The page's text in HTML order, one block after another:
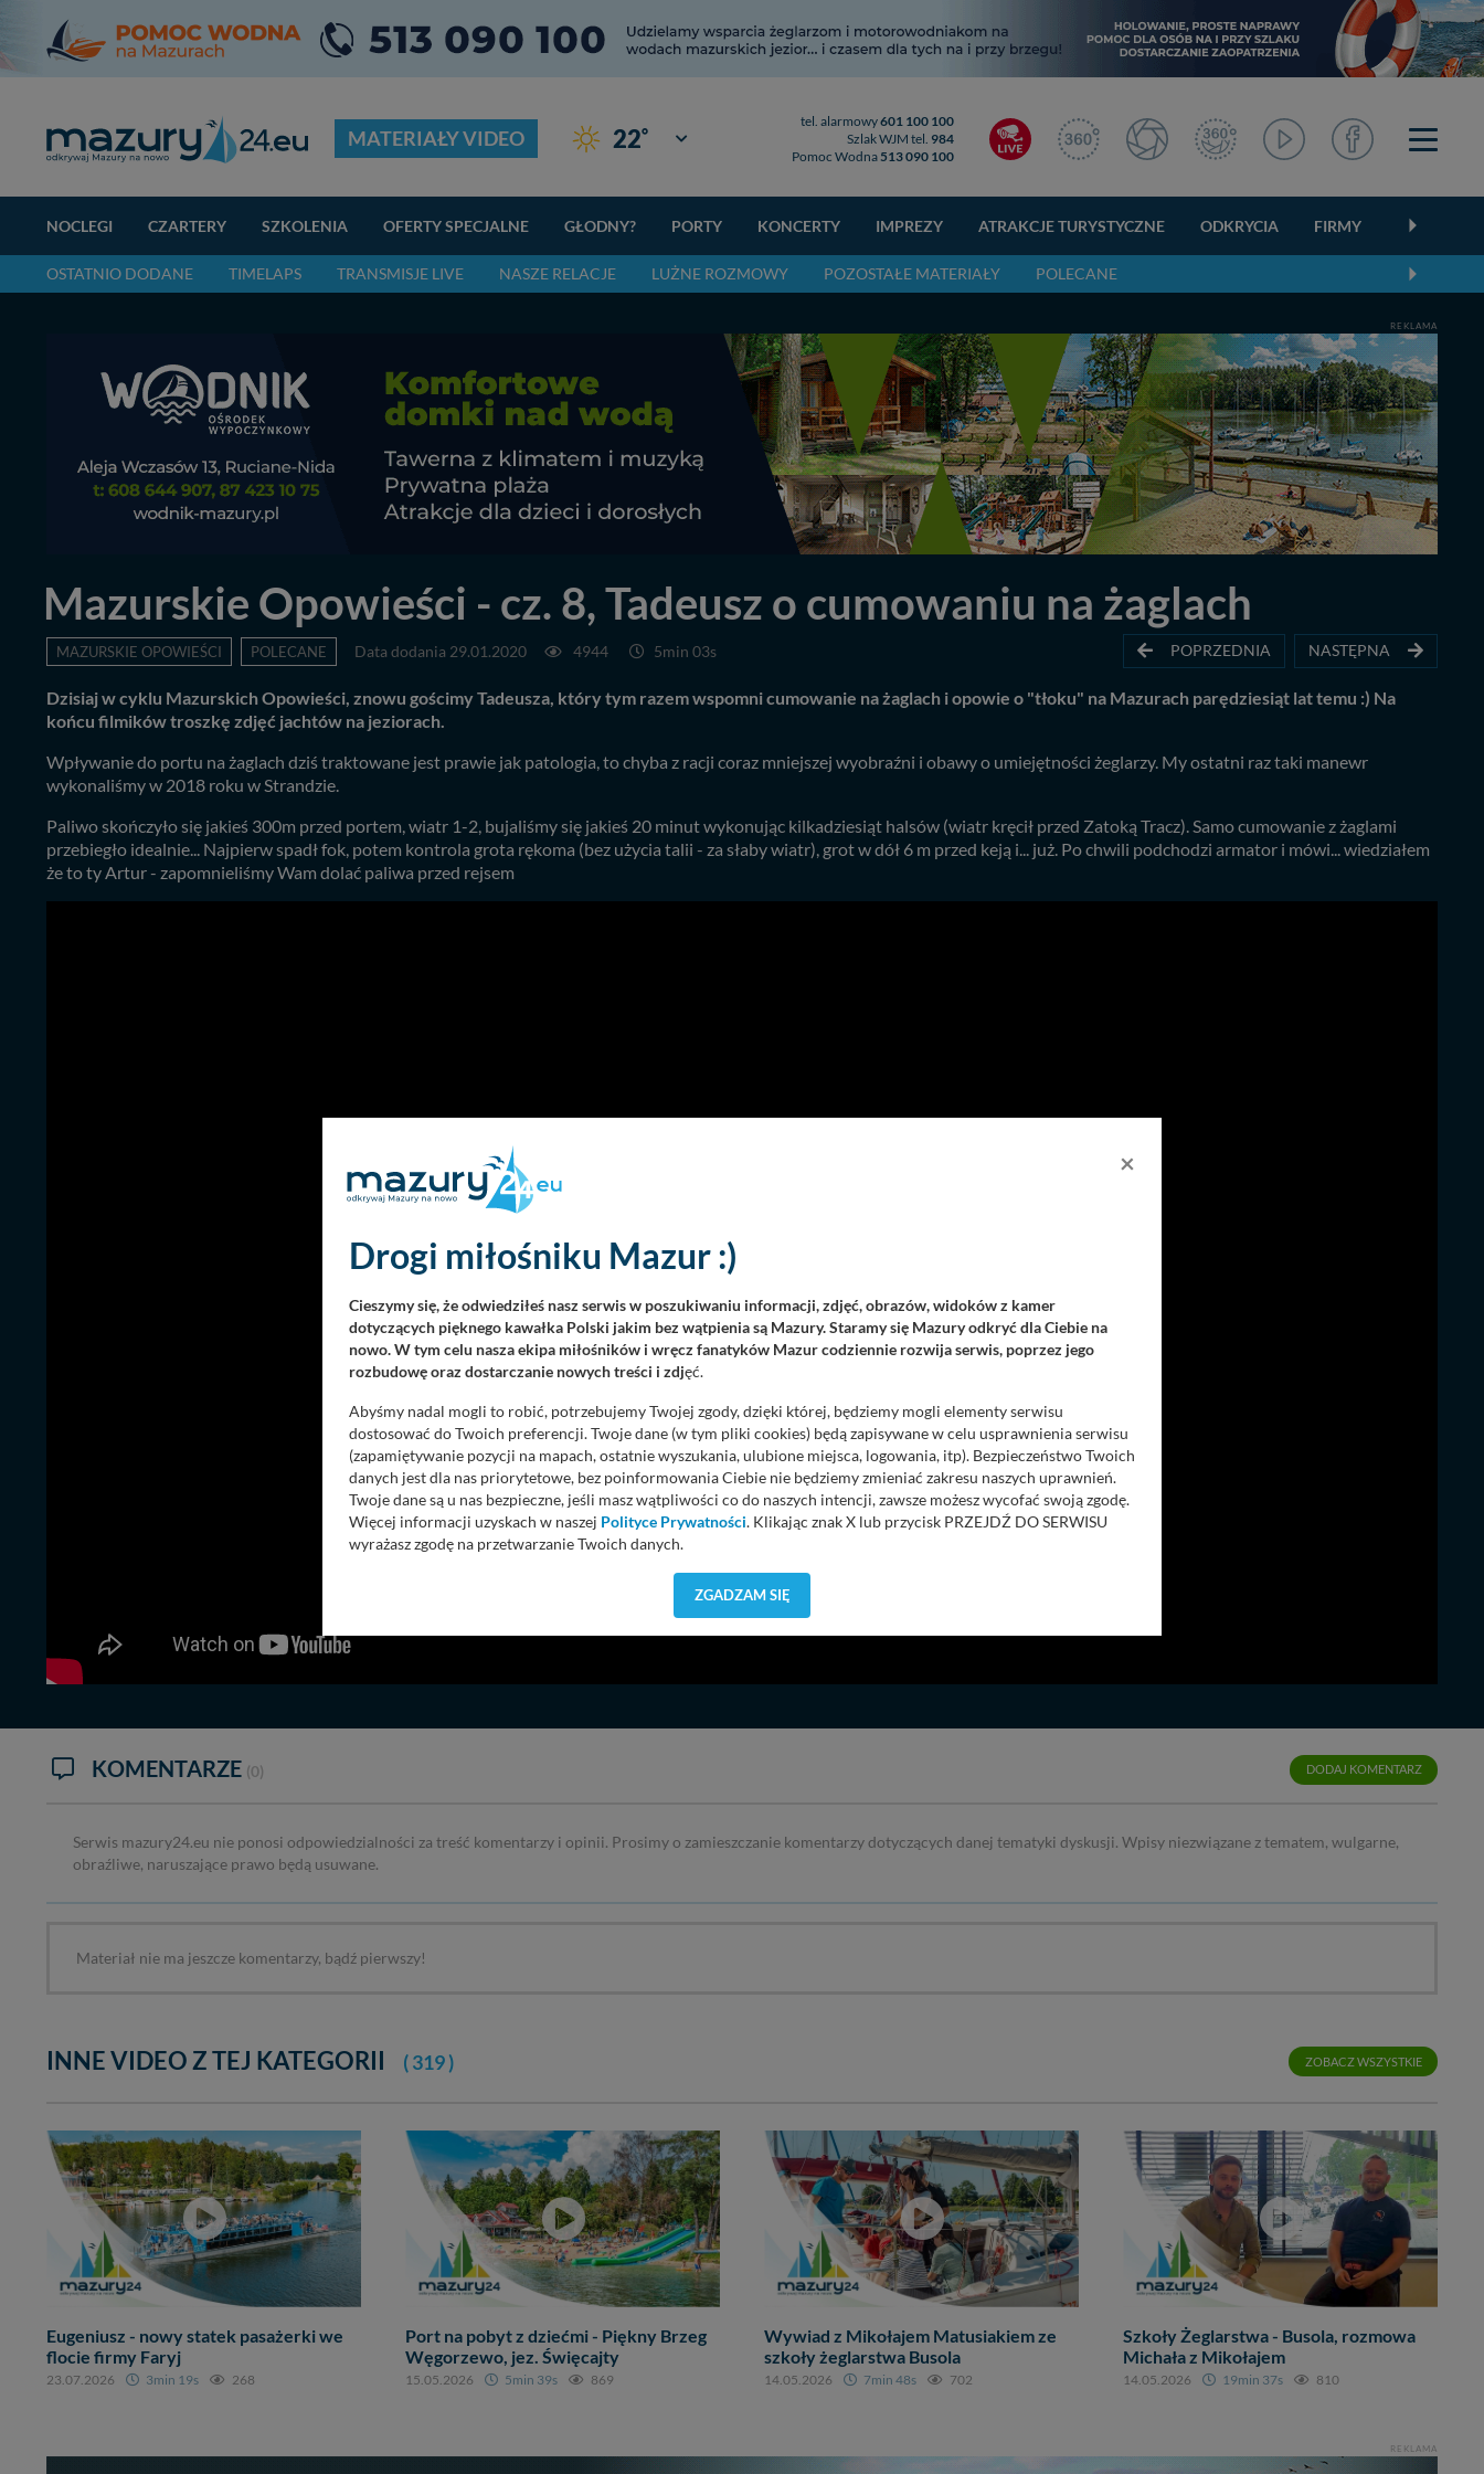
MATERIAŁY VIDEO 22° Giżycko
tel. alarmowy601 100 100
Szlak WJM tel. 984
Pomoc Wodna 513 090 100
NOCLEGI CZARTERY SZKOLENIA OFERTY SPECJALNE GŁODNY? PORTY KONCERTY IMPREZY ATRAKCJE TURYSTYCZNE ODKRYCIA FIRMY
OSTATNIO DODANE TIMELAPS TRANSMISJE LIVE NASZE RELACJE LUŻNE ROZMOWY POZOSTAŁE MATERIAŁY POLECANE
REKLAMA
Mazurskie Opowieści - cz. 8, Tadeusz o cumowaniu na żaglach
MAZURSKIE OPOWIEŚCI POLECANE Data dodania 29.01.2020 4944 5min 03s POPRZEDNIA NASTĘPNA
Dzisiaj w cyklu Mazurskich Opowieści, znowu gościmy Tadeusza, który tym razem wspomni cumowanie na żaglach i opowie o "tłoku" na Mazurach parędziesiąt lat temu :) Na
końcu filmików troszkę zdjęć jachtów na jeziorach.
Wpływanie do portu na żaglach dziś traktowane jest prawie jak patologia, to chyba z racji coraz mniejszej wyobraźni i obawy o umiejętności żeglarzy. My ostatni raz taki manewr
wykonaliśmy w 2018 roku w Strandzie.
Paliwo skończyło się jakieś 300m przed portem, wiatr 1-2, bujaliśmy się jakieś 20 minut wykonując kilkadziesiąt halsów (wiatr kręcił przed Zatoką Tracz). Samo cumowanie z żaglami
przebiegło idealnie... Najpierw spadł fok, potem kontrola grota rękoma (bez użycia talii - za słaby wiatr), grot w dół 6 m przed keją i... już. Po chwili podchodzi armator i mówi... wiedziałem
że to ty Artur - zapomnieliśmy Wam dolać paliwa przed rejsem
KOMENTARZE (0) DODAJ KOMENTARZ
Serwis mazury24.eu nie ponosi odpowiedzialności za treść komentarzy i opinii. Prosimy o zamieszczanie komentarzy dotyczących danej tematyki dyskusji. Wpisy niezwiązane z tematem, wulgarne,
obraźliwe, naruszające prawo będą usuwane.
Materiał nie ma jeszcze komentarzy, bądź pierwszy!
INNE VIDEO Z TEJ KATEGORII ( 319 ) ZOBACZ WSZYSTKIE
Eugeniusz - nowy statek pasażerki we
flocie firmy Faryj
23.07.2026 3min 19s 268
Port na pobyt z dziećmi - Piękny Brzeg
Węgorzewo, jez. Święcajty
15.05.2026 5min 39s 869
Wywiad z Mikołajem Matusiakiem ze
szkoły żeglarstwa Busola
14.05.2026 7min 48s 702
Szkoły Żeglarstwa - Busola, rozmowa
Michała z Mikołajem
14.05.2026 19min 37s 810
REKLAMA
×
Drogi miłośniku Mazur :)
Cieszymy się, że odwiedziłeś nasz serwis w poszukiwaniu informacji, zdjęć, obrazów, widoków z kamer
dotyczących pięknego kawałka Polski jakim bez wątpienia są Mazury. Staramy się Mazury odkryć dla Ciebie na
nowo. W tym celu nasza ekipa miłośników i wręcz fanatyków Mazur codziennie rozwija serwis, poprzez jego
rozbudowę oraz dostarczanie nowych treści i zdjęć.
Abyśmy nadal mogli to robić, potrzebujemy Twojej zgody, dzięki której, będziemy mogli elementy serwisu
dostosować do Twoich preferencji. Twoje dane (w tym pliki cookies) będą zapisywane w celu usprawnienia serwisu
(zapamiętywanie pozycji na mapach, ostatnie wyszukania, ulubione miejsca, logowania, itp). Bezpieczeństwo Twoich
danych jest dla nas priorytetowe, bez poinformowania Ciebie nie będziemy zmieniać zakresu naszych uprawnień.
Twoje dane są u nas bezpieczne, jeśli masz wątpliwości co do naszych intencji, zawsze możesz wycofać swoją zgodę.
Więcej informacji uzyskach w naszej Polityce Prywatności. Klikając znak X lub przycisk PRZEJDŹ DO SERWISU
wyrażasz zgodę na przetwarzanie Twoich danych.
Wyjątkiem jest sytuacja, gdy przekazanie Twoich danych jest elementem usługi (przekazanie danych z formularza
zasadach i funkcjonalności serwisu w
Administratorem Twoich danych jest: Agencja Reklamowa Kreacja Monika Borkowska, z siedzibą ul. Wiejska 17,
ZGADZAM SIĘ